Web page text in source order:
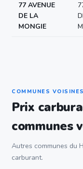
77 AVENUE
DE LA
MONGIE
COMMUNES VOISINES
Prix
communes
Autres communes du
carburant.